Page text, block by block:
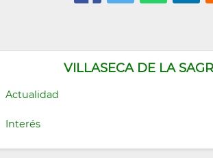
VILLASECA DE LA
Actualidad
Interés